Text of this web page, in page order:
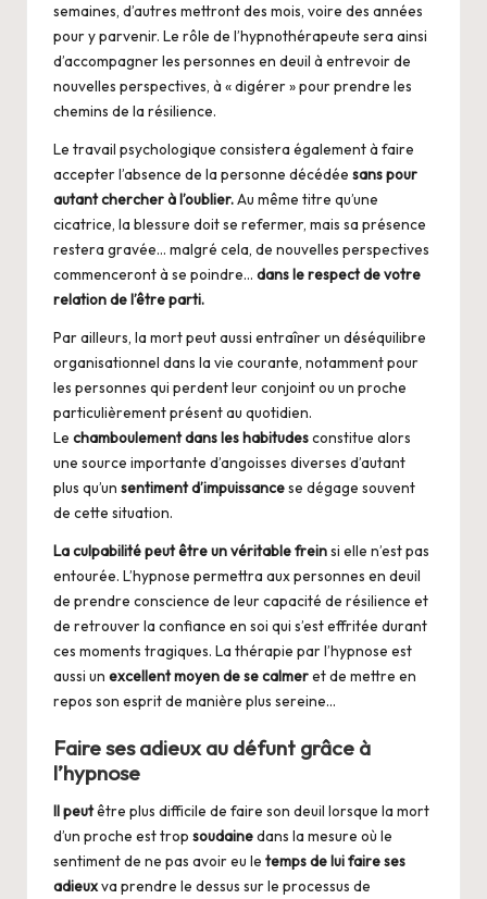
semaines, d’autres mettront des mois, voire des années
pour y parvenir. Le rôle de l’hypnothérapeute sera ainsi
d’accompagner les personnes en deuil à entrevoir de
nouvelles perspectives, à « digérer » pour prendre les
chemins de la résilience.
Le travail psychologique consistera également à faire
accepter l’absence de la personne décédée sans pour
autant chercher à l’oublier.Au même titre qu’une
cicatrice, la blessure doit se refermer, mais sa présence
restera gravée… malgré cela, de nouvelles perspectives
commenceront à se poindre… dans le respect de votre
relation de l’être parti.
Par ailleurs, la mort peut aussi entraîner un déséquilibre
organisationnel dans la vie courante, notamment pour
les personnes qui perdent leur conjoint ou un proche
particulièrement présent au quotidien.
Le chamboulement dans les habitudesconstitue alors
une source importante d’angoisses diverses d’autant
plus qu’un sentiment d’impuissancese dégage souvent
de cette situation.
La culpabilité peut être un véritable freinsi elle n’est pas
entourée. L’hypnose permettra aux personnes en deuil
de prendre conscience de leur capacité de résilience et
de retrouver la confiance en soi qui s’est effritée durant
ces moments tragiques. La thérapie par l’hypnose est
aussi un excellent moyen de se calmeret de mettre en
repos son esprit de manière plus sereine…
Faire ses adieux au défunt grâce à
l’hypnose
Il peutêtre plus difficile de faire son deuil lorsque la mort
d’un proche est trop soudainedans la mesure où le
sentiment de ne pas avoir eu le temps de lui faire ses
adieuxva prendre le dessus sur le processus de